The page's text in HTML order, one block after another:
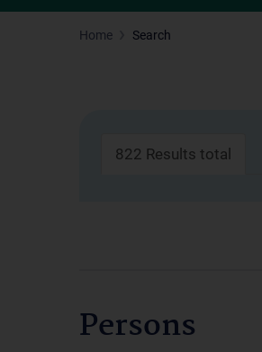
Home Search
822 Results total
Persons